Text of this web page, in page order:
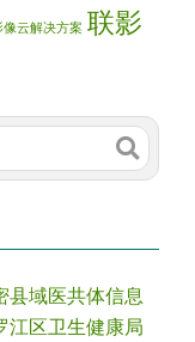
像云解决方案 联影
县域医共体信息
江区卫生健康局